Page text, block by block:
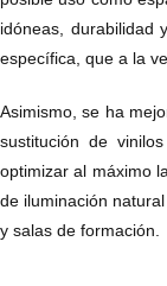
idóneas, durabilidad
específica, que a la
Asimismo, se ha
sustitución de
optimizar al máximo
de iluminación
y salas de formación.